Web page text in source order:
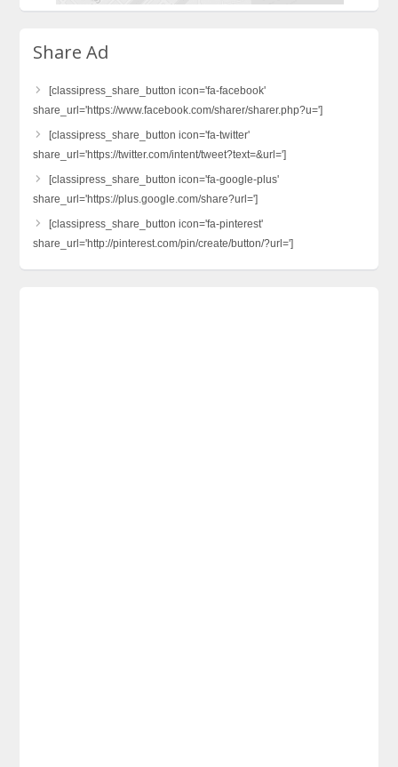
Share Ad
[classipress_share_button icon='fa-facebook'
share_url='https://www.facebook.com/sharer/sharer.php?u=']
[classipress_share_button icon='fa-twitter'
share_url='https://twitter.com/intent/tweet?text=&url=']
[classipress_share_button icon='fa-google-plus'
share_url='https://plus.google.com/share?url=']
[classipress_share_button icon='fa-pinterest'
share_url='http://pinterest.com/pin/create/button/?url=']